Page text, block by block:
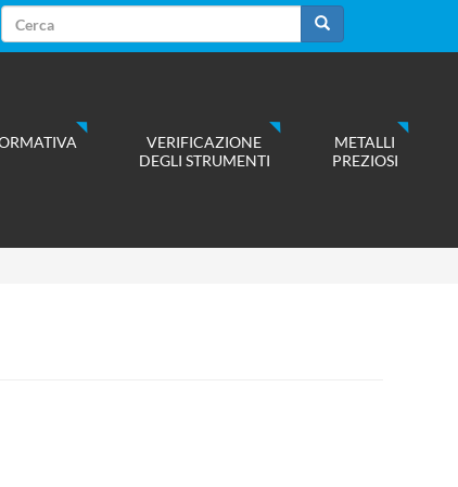
Form
di
Cerca
VERIFICAZIONE
DEGLI STRUMENTI
METALLI
PREZIOSI